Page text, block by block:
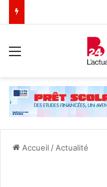
Accueil / Actualité